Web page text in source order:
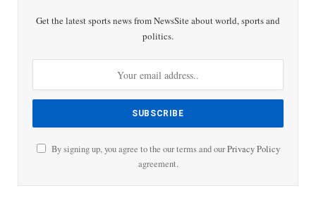
Get the latest sports news from NewsSite about world, sports and
politics.
By signing up, you agree to the our terms and ourPrivacy Policy
agreement.